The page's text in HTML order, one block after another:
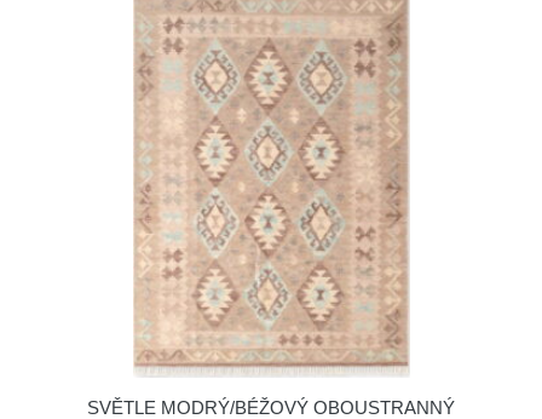
SVĚTLE MODRÝ/BÉŽOVÝ OBOUSTRANNÝ